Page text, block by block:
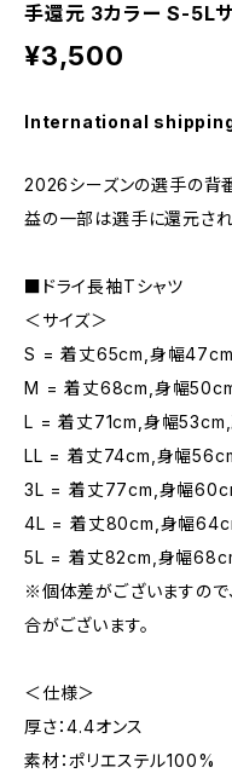
手還元 3カラー S-5L
¥3,500
International
2026シーズンの選手の背
益の一部は選手に還元され
■ドライ長袖Tシャツ
＜サイズ＞
S = 着丈65cm,身幅
M = 着丈68cm,身幅
L = 着丈71cm,身幅
LL = 着丈74cm,身幅
3L = 着丈77cm,身幅
4L = 着丈80cm,身幅
5L = 着丈82cm,身幅
※個体差がございますの
合がございます。
＜仕様＞
厚さ：4.4オンス
素材：ポリエステル100%